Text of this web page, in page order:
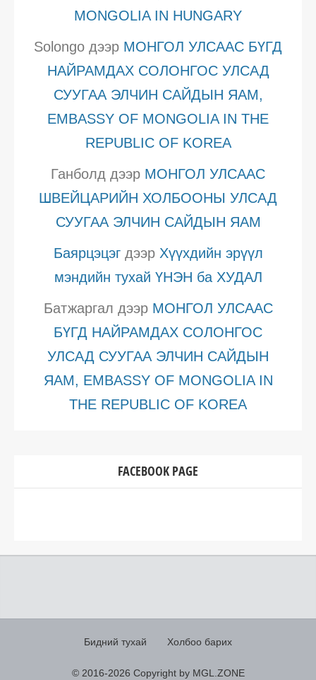
MONGOLIA IN HUNGARY
Solongo дээр МОНГОЛ УЛСААС БҮГД
НАЙРАМДАХ СОЛОНГОС УЛСАД
СУУГАА ЭЛЧИН САЙДЫН ЯАМ,
EMBASSY OF MONGOLIA IN THE
REPUBLIC OF KOREA
Ганболд дээр МОНГОЛ УЛСААС
ШВЕЙЦАРИЙН ХОЛБООНЫ УЛСАД
СУУГАА ЭЛЧИН САЙДЫН ЯАМ
Баярцэцэгдээр Хүүхдийн эрүүл
мэндийн тухай ҮНЭН ба ХУДАЛ
Батжаргал дээр МОНГОЛ УЛСААС
БҮГД НАЙРАМДАХ СОЛОНГОС
УЛСАД СУУГАА ЭЛЧИН САЙДЫН
ЯАМ, EMBASSY OF MONGOLIA IN
THE REPUBLIC OF KOREA
FACEBOOK PAGE
Бидний тухай Холбоо барих
© 2016-2026 Copyright by MGL.ZONE